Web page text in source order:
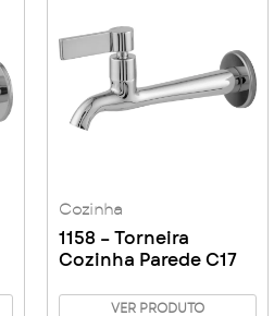
Cozinha
1158 – Torneira
Cozinha Parede C17
VER PRODUTO